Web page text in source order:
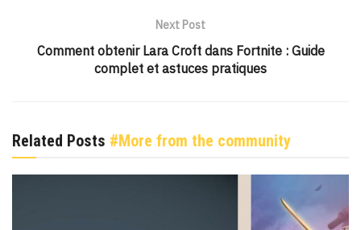
Next Post
Comment obtenir Lara Croft dans Fortnite : Guide
complet et astuces pratiques
Related Posts #More from the community